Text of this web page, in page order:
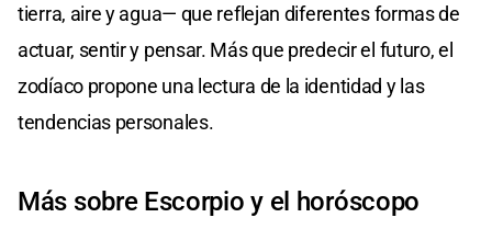
tierra, aire y agua— que reflejan diferentes formas de
actuar, sentir y pensar. Más que predecir el futuro, el
zodíaco propone una lectura de la identidad y las
tendencias personales.
Más sobre Escorpio y el horóscopo